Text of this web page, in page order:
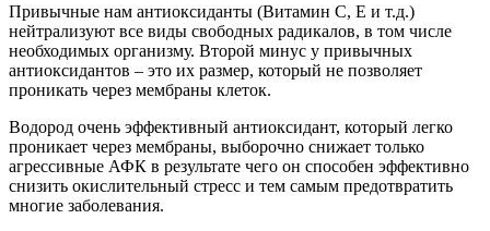
Привычные нам антиоксиданты (Витамин С, Е и т.д.)
нейтрализуют все виды свободных радикалов, в том числе
необходимых организму. Второй минус у привычных
антиоксидантов – это их размер, который не позволяет
проникать через мембраны клеток.
Водород очень эффективный антиоксидант, который легко
проникает через мембраны, выборочно снижает только
агрессивные АФК в результате чего он способен эффективно
снизить окислительный стресс и тем самым предотвратить
многие заболевания.